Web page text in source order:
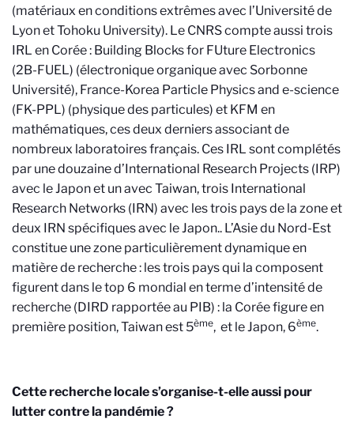
(matériaux en conditions extrêmes avec l’Université de
Lyon et Tohoku University). Le CNRS compte aussi trois
IRL en Corée : Building Blocks for FUture Electronics
(2B-FUEL) (électronique organique avec Sorbonne
Université), France-Korea Particle Physics and e-science
(FK-PPL) (physique des particules) et KFM en
mathématiques, ces deux derniers associant de
nombreux laboratoires français. Ces IRL sont complétés
par une douzaine d’International Research Projects (IRP)
avec le Japon et un avec Taiwan, trois International
Research Networks (IRN) avec les trois pays de la zone et
deux IRN spécifiques avec le Japon.. L’Asie du Nord-Est
constitue une zone particulièrement dynamique en
matière de recherche : les trois pays qui la composent
figurent dans le top 6 mondial en terme d’intensité de
recherche (DIRD rapportée au PIB) : la Corée figure en
première position, Taiwan est 5ème, et le Japon, 6ème.
Cette recherche locale s’organise-t-elle aussi pour
lutter contre la pandémie ?